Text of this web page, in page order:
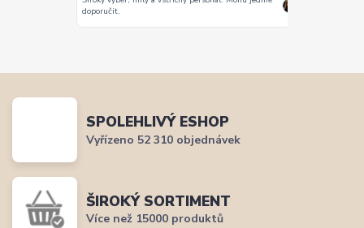
doporučit.
SPOLEHLIVÝ ESHOP
Vyřízeno 52 310 objednávek
ŠIROKÝ SORTIMENT
Více než 15000 produktů